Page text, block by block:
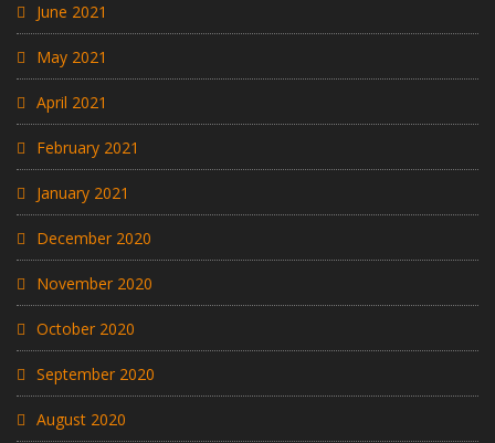
June 2021
May 2021
April 2021
February 2021
January 2021
December 2020
November 2020
October 2020
September 2020
August 2020